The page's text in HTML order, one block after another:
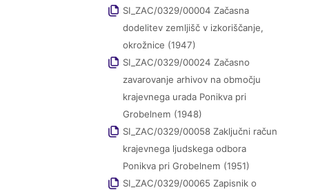
SI_ZAC/0329/00004 Začasna
dodelitev zemljišč v izkoriščanje,
okrožnice (1947)
SI_ZAC/0329/00024 Začasno
zavarovanje arhivov na območju
krajevnega urada Ponikva pri
Grobelnem (1948)
SI_ZAC/0329/00058 Zaključni račun
krajevnega ljudskega odbora
Ponikva pri Grobelnem (1951)
SI_ZAC/0329/00065 Zapisnik o